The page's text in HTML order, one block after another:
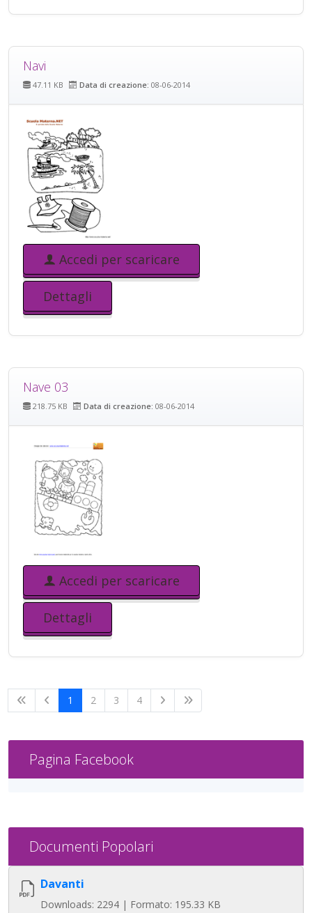
Navi
47.11 KB Data di creazione: 08-06-2014
Accedi per scaricare
Dettagli
Nave 03
218.75 KB Data di creazione: 08-06-2014
Accedi per scaricare
Dettagli
1 2 3 4
Pagina Facebook
Documenti Popolari
Davanti
Downloads: 2294 | Formato: 195.33 KB